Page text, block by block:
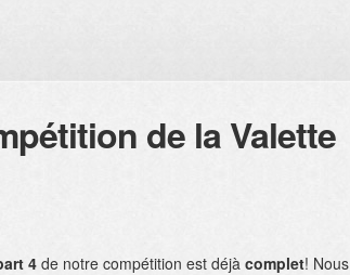
de la Valette
4de notre compétition est déjà complet! Nous